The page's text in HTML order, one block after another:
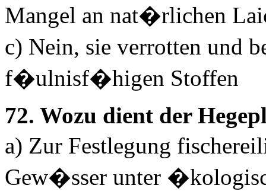
Mangel an nat�rlichen
c) Nein, sie verrotten und
f�ulnisf�higen Stoffen
72. Wozu dient der
a) Zur Festlegung
Gew�sser unter